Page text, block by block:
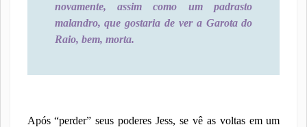
novamente, assim como um padrasto
malandro, que gostaria de ver a Garota do
Raio, bem, morta.
Após “perder” seus poderes Jess, se vê as voltas em um